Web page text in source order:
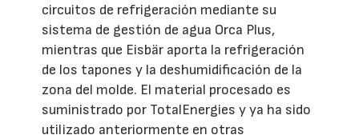
circuitos de refrigeración mediante su
sistema de gestión de agua Orca Plus,
mientras que Eisbär aporta la refrigeración
de los tapones y la deshumidificación de la
zona del molde. El material procesado es
suministrado por TotalEnergies y ya ha sido
utilizado anteriormente en otras